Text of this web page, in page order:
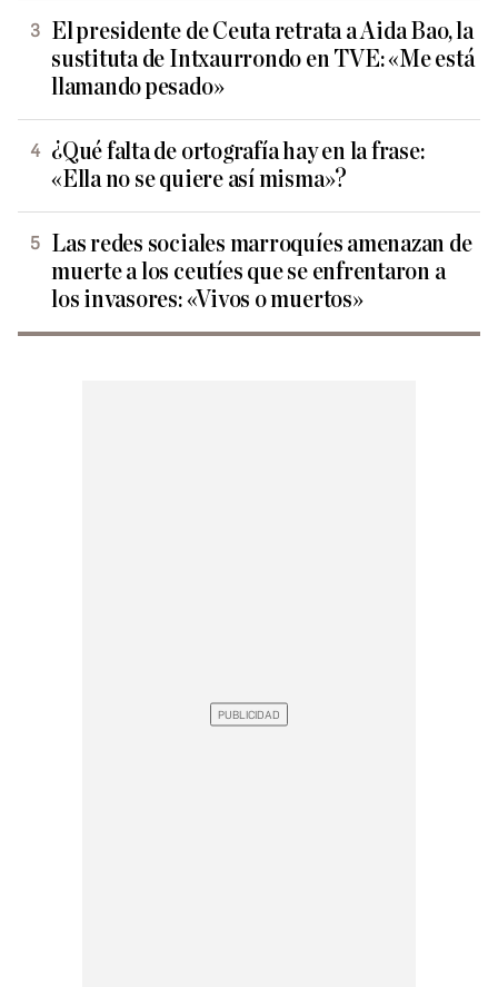
El presidente de Ceuta retrata a Aida Bao, la
sustituta de Intxaurrondo en TVE: «Me está
llamando pesado»
¿Qué falta de ortografía hay en la frase:
«Ella no se quiere así misma»?
Las redes sociales marroquíes amenazan de
muerte a los ceutíes que se enfrentaron a
los invasores: «Vivos o muertos»